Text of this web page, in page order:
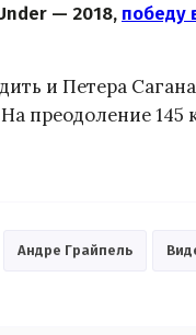
— 2018, победу
и Петера
преодоление
Андре Грайпель